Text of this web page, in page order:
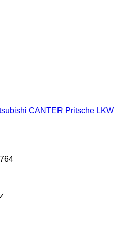
CANTER Pritsche LKW